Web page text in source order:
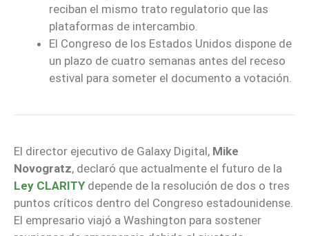
reciban el mismo trato regulatorio que las
plataformas de intercambio.
El Congreso de los Estados Unidos dispone de
un plazo de cuatro semanas antes del receso
estival para someter el documento a votación.
El director ejecutivo de Galaxy Digital, Mike
Novogratz, declaró que actualmente el futuro de la
Ley CLARITY depende de la resolución de dos o tres
puntos críticos dentro del Congreso estadounidense.
El empresario viajó a Washington para sostener